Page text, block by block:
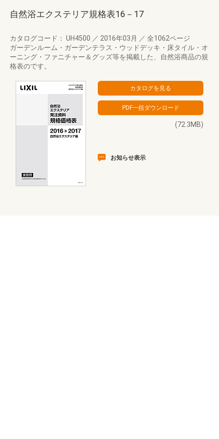
自然浴エクステリア規格表16－17
カタログコード： UH4500 ／ 2016年03月 ／ 全1062ページ
ガーデンルーム・ガーデンテラス・ウッドデッキ・床タイル・オ
ーニング・ファニチャー＆グッズ等を掲載した、自然浴商品の規
格表のです。
(72.3MB)
お知らせ表示